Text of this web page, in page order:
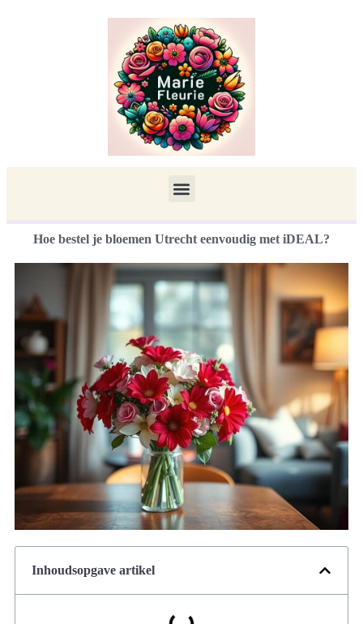
Hoe bestel je bloemen Utrecht eenvoudig met iDEAL?
Inhoudsopgave artikel